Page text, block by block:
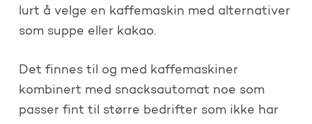
lurt å velge en kaffemaskin med alternativer
som suppe eller kakao.
Det finnes til og med kaffemaskiner
kombinert med snacksautomat noe som
passer fint til større bedrifter som ikke har